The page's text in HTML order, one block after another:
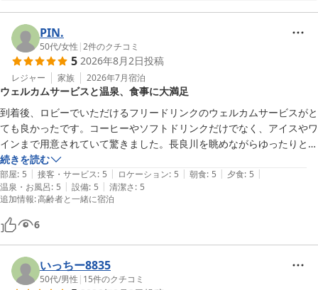
旅好きうずら様のまたのお越しをスタッフ一同心よりお待ち申し上
げております。
長良川温泉 十八楼
2026-08-01
川辺には鵜飼を観覧するための舟が静かに留め置かれており、この地な
らではの歴史的風情を存分に味わうことができました。
温泉も泉質・空間ともに素晴らしく、心身ともにリフレッシュできまし
た。何より、館内の至る所に給水設備（給水タンク）が配置されている
点に感心いたしました。入浴前後の水分補給など、宿泊者の動線や細か
なニーズを徹底的に考え抜かれたホスピタリティの表れだと感じます。
夕食の会席料理も格別の味わいでした。特に、清流の恵みである「鮎の
塩焼き」や、目にも美しい「前菜」の数々は、味覚のみならず視覚でも
楽しめる逸品であり、料理人の確かな技術と矜持を感じる内容でした。
老舗の格式に甘んじることなく、宿泊者の快適さを追求し続ける素晴ら
しい名宿です。季節を変えて、ぜひまた再訪したいと存じます。
大学の後輩様からのご紹介をきっかけに当館へお越しいただき、さ
らに数々の温かいお言葉を頂戴しましたことスタッフ一同心より嬉
しく拝見いたしました。
ご到着時のお出迎えやお荷物のお手伝いやロビーでのウェルカムド
リンクなど、ご滞在の始まりからゆったりとした時間をお過ごしい
ただけたとのこと大変光栄に存じます。
またお部屋から望む長良川の景色や鵜飼観覧船の立ち並ぶ風情、温
泉でのひとときもご満喫いただけたご様子に何よりでございます。
館内の給水設備につきましても細かな点までご評価いただき、宿泊
者の皆様に快適にお過ごしいただきたいという私どもの思いを感じ
取っていただけましたことを大変嬉しく存じます。
ご夕食では鮎の塩焼きや前菜をはじめとする会席料理をお楽しみい
ただき、料理人への励みとなるお言葉まで賜りましたこと心より感
謝申し上げます。
PIN.
50代/女性 |2件のクチコミ
5 2026年8月2日投稿
レジャー 家族 2026年7月宿泊
ウェルカムサービスと温泉、食事に大満足
到着後、ロビーでいただけるフリードリンクのウェルカムサービスがと
ても良かったです。コーヒーやソフトドリンクだけでなく、アイスやワ
インまで用意されていて驚きました。長良川を眺めながらゆったりと過
ごす時間は、とても贅沢で旅の疲れが癒やされました。
スタッフの皆さんの接客も丁寧で温かく、館内も清潔で快適でした。温
泉も気持ち良く夕食の会席料理もとても美味しくて大満足です。
高齢の母との旅行でしたが、安心して気持ちよく過ごすことができ、母
もとても喜んでいました。また岐阜を訪れる際には、ぜひ宿泊したいと
思います。素敵なおもてなしをありがとうございました。
続きを読む
部屋: 5 | 接客・サービス: 5 | ロケーション: 5 | 朝食: 5 | 夕食: 5 |
温泉・お風呂: 5 | 設備: 5 | 清潔さ: 5
追加情報:高齢者と一緒に宿泊
6
いっちー8835
50代/男性 | 15件のクチコミ